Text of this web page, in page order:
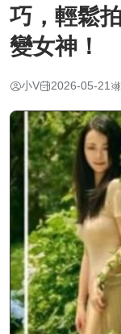
巧，輕鬆
變女神！
小V 2026-05-21